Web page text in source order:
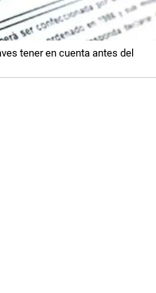
tener en cuenta antes del